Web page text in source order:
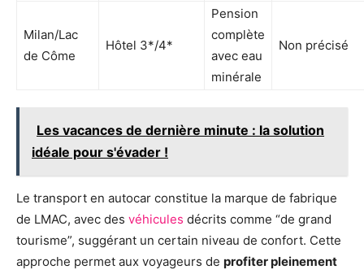
Milan/Lac
de Côme
Hôtel 3*/4*
Pension
complète
avec eau
minérale
Non précisé
Les vacances de dernière minute : la solution
idéale pour s'évader !
Le transport en autocar constitue la marque de fabrique
de LMAC, avec des véhicules décrits comme “de grand
tourisme”, suggérant un certain niveau de confort. Cette
approche permet aux voyageurs de profiter pleinement